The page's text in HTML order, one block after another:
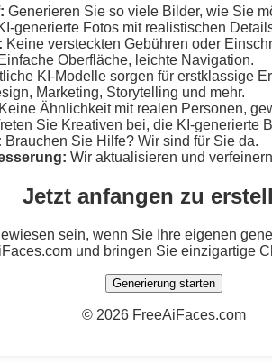
Generieren Sie so viele Bilder, wie Sie
generierte Fotos mit realistischen
Keine versteckten Gebühren oder
Einfache Oberfläche, leichte Navigation.
KI-Modelle sorgen für erstklassige
Marketing, Storytelling und mehr.
Keine Ähnlichkeit mit realen Personen,
Sie Kreativen bei, die KI-generierte
Brauchen Sie Hilfe? Wir sind für Sie da.
Wir aktualisieren und
Jetzt anfangen zu
sein, wenn Sie Ihre eigenen
und bringen Sie einzigartige
Generierung starten
© 2026 FreeAiFaces.com